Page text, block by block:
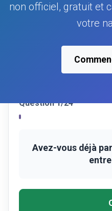
non officiel, gratuit et
votre
Question 1/24
Avez-vous déjà